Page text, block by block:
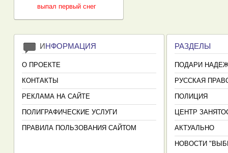
выпал первый снег
ИНФОРМАЦИЯ
О ПРОЕКТЕ
КОНТАКТЫ
РЕКЛАМА НА САЙТЕ
ПОЛИГРАФИЧЕСКИЕ УСЛУГИ
ПРАВИЛА ПОЛЬЗОВАНИЯ САЙТОМ
РАЗДЕЛЫ
ПОДАРИ
РУССКАЯ
ПОЛИЦИЯ
ЦЕНТР
АКТУАЛЬНО
НОВОСТИ